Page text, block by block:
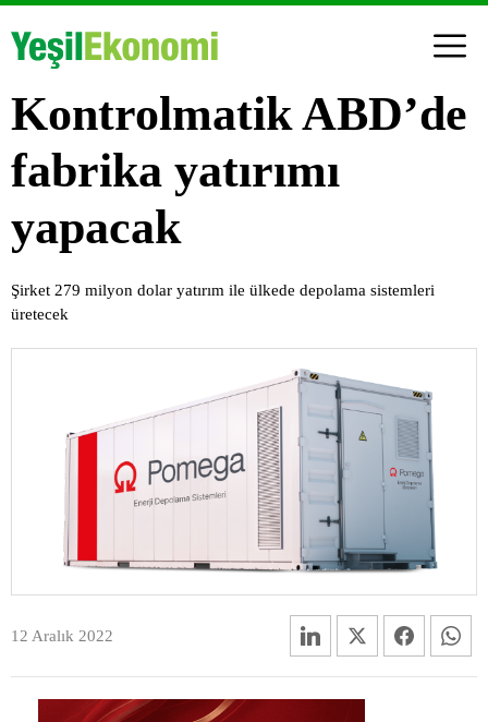
Kontrolmatik ABD’de
fabrika yatırımı
yapacak
Şirket 279 milyon dolar yatırım ile ülkede depolama sistemleri
üretecek
12 Aralık 2022